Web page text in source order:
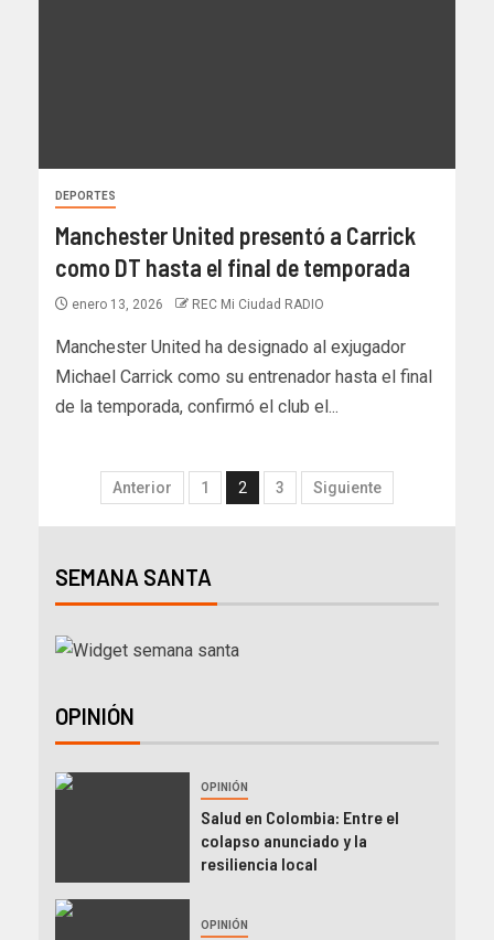
DEPORTES
Manchester United presentó a Carrick
como DT hasta el final de temporada
enero 13, 2026 REC Mi Ciudad RADIO
Manchester United ha designado al exjugador
Michael Carrick como su entrenador hasta el final
de la temporada, confirmó el club el...
Anterior 1 2 3 Siguiente
SEMANA SANTA
OPINIÓN
OPINIÓN
Salud en Colombia: Entre el
colapso anunciado y la
resiliencia local
OPINIÓN